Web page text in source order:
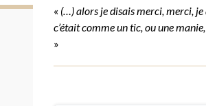
« (…) alors je disais merci, merci,
c’était comme un tic, ou une
»